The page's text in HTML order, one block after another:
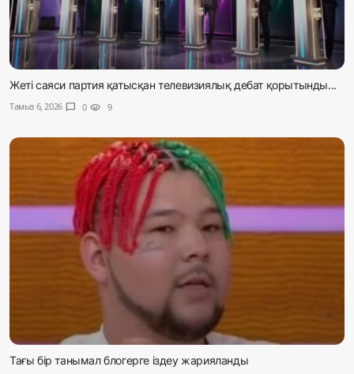
Жеті саяси партия қатысқан телевизиялық дебат қорытынды...
Тамыз 6, 2026 chat_bubble 0 visibility 9
Тағы бір танымал блогерге іздеу жарияланды